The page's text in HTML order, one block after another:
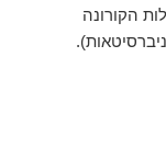
הקורונה